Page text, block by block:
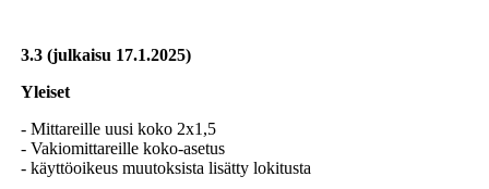
3.3 (julkaisu 17.1.2025)
Yleiset
- Mittareille uusi koko 2x1,5
- Vakiomittareille koko-asetus
- käyttöoikeus muutoksista lisätty lokitusta